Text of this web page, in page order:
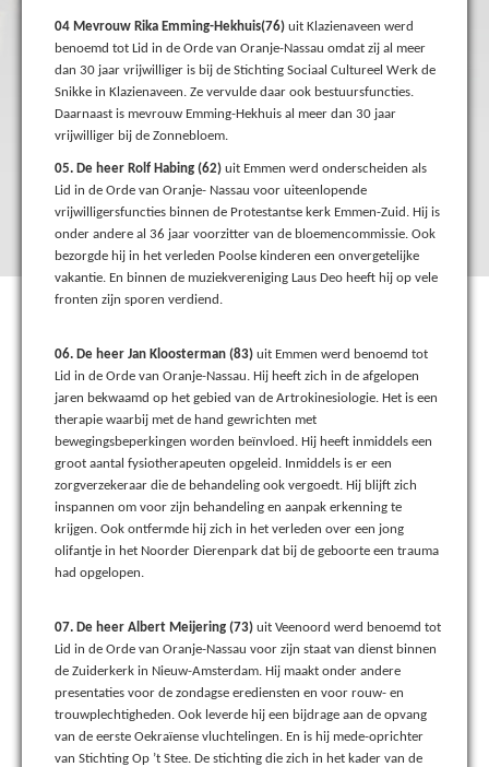
04 Mevrouw Rika Emming-Hekhuis(76) uit Klazienaveen werd
benoemd tot Lid in de Orde van Oranje-Nassau omdat zij al meer
dan 30 jaar vrijwilliger is bij de Stichting Sociaal Cultureel Werk de
Snikke in Klazienaveen. Ze vervulde daar ook bestuursfuncties.
Daarnaast is mevrouw Emming-Hekhuis al meer dan 30 jaar
vrijwilliger bij de Zonnebloem.
05. De heer Rolf Habing (62) uit Emmen werd onderscheiden als
Lid in de Orde van Oranje- Nassau voor uiteenlopende
vrijwilligersfuncties binnen de Protestantse kerk Emmen-Zuid. Hij is
onder andere al 36 jaar voorzitter van de bloemencommissie. Ook
bezorgde hij in het verleden Poolse kinderen een onvergetelijke
vakantie. En binnen de muziekvereniging Laus Deo heeft hij op vele
fronten zijn sporen verdiend.
06. De heer Jan Kloosterman (83) uit Emmen werd benoemd tot
Lid in de Orde van Oranje-Nassau. Hij heeft zich in de afgelopen
jaren bekwaamd op het gebied van de Artrokinesiologie. Het is een
therapie waarbij met de hand gewrichten met
bewegingsbeperkingen worden beïnvloed. Hij heeft inmiddels een
groot aantal fysiotherapeuten opgeleid. Inmiddels is er een
zorgverzekeraar die de behandeling ook vergoedt. Hij blijft zich
inspannen om voor zijn behandeling en aanpak erkenning te
krijgen. Ook ontfermde hij zich in het verleden over een jong
olifantje in het Noorder Dierenpark dat bij de geboorte een trauma
had opgelopen.
07. De heer Albert Meijering (73) uit Veenoord werd benoemd tot
Lid in de Orde van Oranje-Nassau voor zijn staat van dienst binnen
de Zuiderkerk in Nieuw-Amsterdam. Hij maakt onder andere
presentaties voor de zondagse erediensten en voor rouw- en
trouwplechtigheden. Ook leverde hij een bijdrage aan de opvang
van de eerste Oekraïense vluchtelingen. En is hij mede-oprichter
van Stichting Op ’t Stee. De stichting die zich in het kader van de